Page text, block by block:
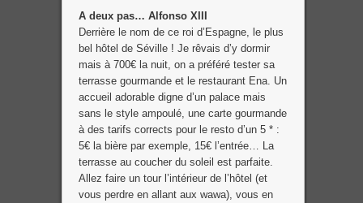
A deux pas… Alfonso XIII
Derrière le nom de ce roi d’Espagne, le plus
bel hôtel de Séville ! Je rêvais d’y dormir
mais à 700€ la nuit, on a préféré tester sa
terrasse gourmande et le restaurant Ena. Un
accueil adorable digne d’un palace mais
sans le style ampoulé, une carte gourmande
à des tarifs corrects pour le resto d’un 5 * :
5€ la bière par exemple, 15€ l’entrée… La
terrasse au coucher du soleil est parfaite.
Allez faire un tour l’intérieur de l’hôtel (et
vous perdre en allant aux wawa), vous en